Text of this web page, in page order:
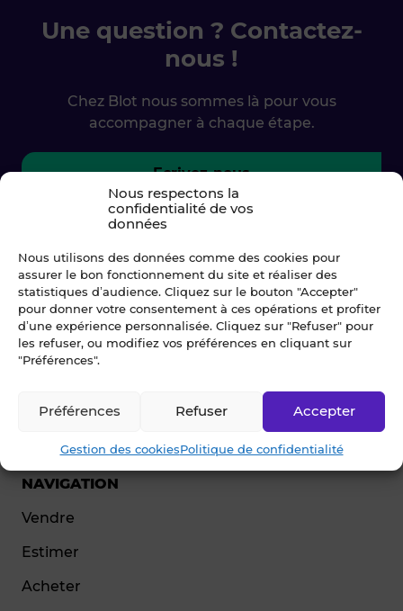
Nous respectons la
confidentialité de vos
données
Nous utilisons des données comme des cookies pour
assurer le bon fonctionnement du site et réaliser des
statistiques d’audience. Cliquez sur le bouton "Accepter"
pour donner votre consentement à ces opérations et profiter
d’une expérience personnalisée. Cliquez sur "Refuser" pour
les refuser, ou modifiez vos préférences en cliquant sur
"Préférences".
Accepter
Refuser
Préférences
Gestion des cookiesPolitique de confidentialité
Une question ? Contactez-
nous !
Chez Blot nous sommes là pour vous
accompagner à chaque étape.
Ecrivez-nous
02 99 79 33 34
NAVIGATION
Vendre
Estimer
Acheter